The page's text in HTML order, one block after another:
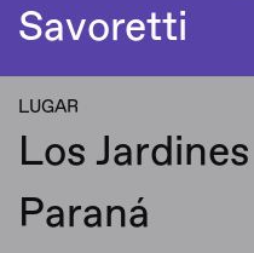
Savoretti
LUGAR
Los
Paraná